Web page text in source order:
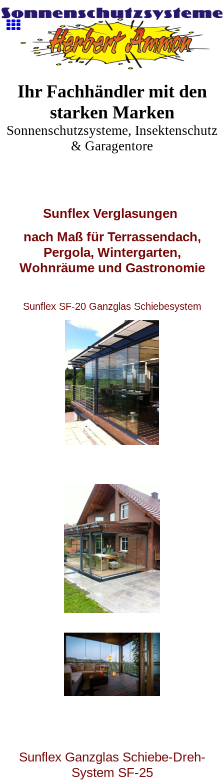
Ihr Fachhändler mit den
starken Marken
Sonnenschutzsysteme, Insektenschutz
& Garagentore
Sunflex Verglasungen
nach Maß für Terrassendach,
Pergola, Wintergarten,
Wohnräume und Gastronomie
Sunflex SF-20 Ganzglas Schiebesystem
Sunflex Ganzglas Schiebe-Dreh-
System SF-25